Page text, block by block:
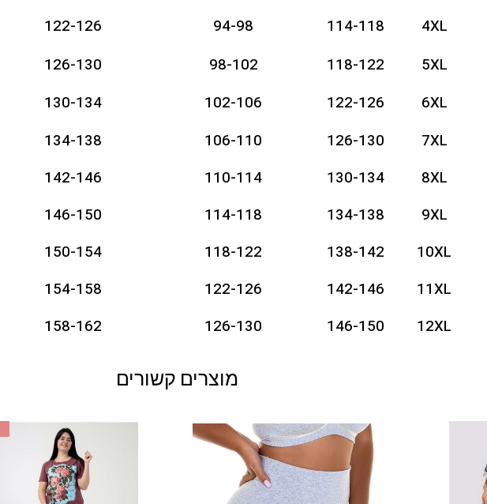
4XL
114-118
94-98
122-126
5XL
118-122
98-102
126-130
6XL
122-126
102-106
130-134
7XL
126-130
106-110
134-138
8XL
130-134
110-114
142-146
9XL
134-138
114-118
146-150
10XL
138-142
118-122
150-154
11XL
142-146
122-126
154-158
12XL
146-150
126-130
158-162
מוצרים קשורים